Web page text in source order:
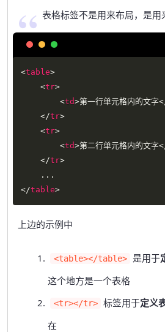
表格标签不是用来布局，是用
<table>
<tr>
<td>第一行单元格内的文字
</tr>
<tr>
<td>第二行单元格内的文字
</tr>
</table>
上边的示例中
<table></table> 是用于
这个地方是一个表格
<tr></tr> 标签用于定义
在